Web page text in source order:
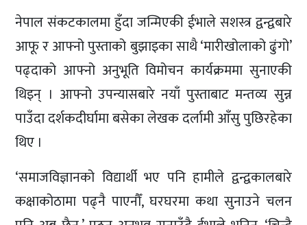
नेपाल संकटकालमा हुँदा जन्मिएकी ईभाले सशस्त्र द्वन्द्वबारे
आफू र आफ्नो पुस्ताको बुझाइका साथै ‘मारीखोलाको ढुंगो’
पढ्दाको आफ्नो अनुभूति विमोचन कार्यक्रममा सुनाएकी
थिइन् । आफ्नो उपन्यासबारे नयाँ पुस्ताबाट मन्तव्य सुन्न
पाउँदा दर्शकदीर्घामा बसेका लेखक दर्लामी आँसु पुछिरहेका
थिए ।
‘समाजविज्ञानको विद्यार्थी भए पनि हामीले द्वन्द्वकालबारे
कक्षाकोठामा पढ्नै पाएनौँ, घरघरमा कथा सुनाउने चलन